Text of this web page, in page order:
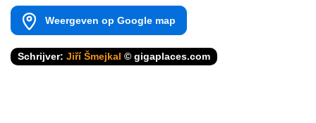
Weergeven op Google map
Schrijver: Jiří Šmejkal © gigaplaces.com